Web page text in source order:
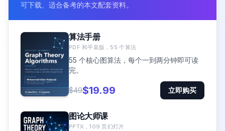
可下载、适合备考的本文配套资料。
算法手册
PDF 和平装版，55 个算法
55 个核心图算法，每个一到两分钟即可读
完。
$49$19.99 立即购买
图论大师课
PPTX，109 页幻灯片